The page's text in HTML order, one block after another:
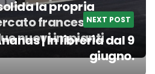
la propria
francese con la
nuovi impianti
NEXT POST
| In libreria dal 9
giugno.